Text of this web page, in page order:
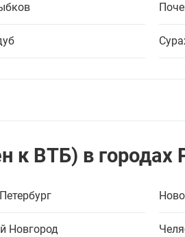
к ВТБ) в городах
Новгород